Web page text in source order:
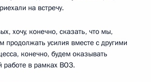
на встречу.
хочу, конечно, сказать, что мы,
продолжать усилия вместе с другими
конечно, будем оказывать
работе в рамках ВОЗ.